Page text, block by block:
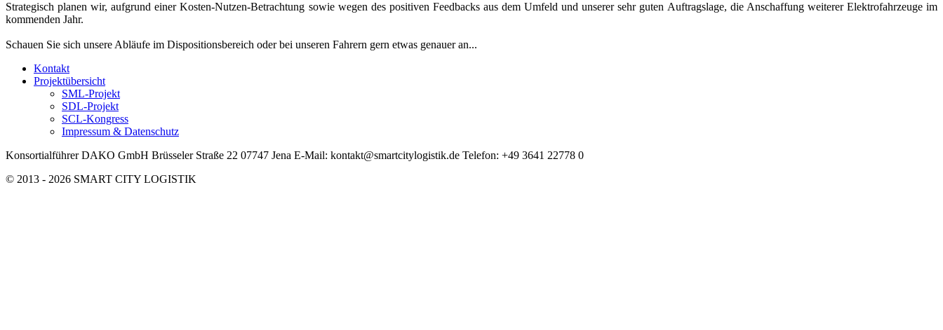
Strategisch planen wir, aufgrund einer Kosten-Nutzen-Betrachtung sowie wegen des positiven Feedbacks aus dem Umfeld und unserer sehr guten Auftragslage, die Anschaffung weiterer Elektrofahrzeuge im
kommenden Jahr.
Schauen Sie sich unsere Abläufe im Dispositionsbereich oder bei unseren Fahrern gern etwas genauer an...
Kontakt
Projektübersicht
SML-Projekt
SDL-Projekt
SCL-Kongress
Impressum & Datenschutz
Konsortialführer DAKO GmbH Brüsseler Straße 22 07747 Jena E-Mail: kontakt@smartcitylogistik.de Telefon: +49 3641 22778 0
© 2013 - 2026 SMART CITY LOGISTIK